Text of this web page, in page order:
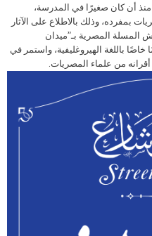
منذ أن كان صغيرًا في المدرسة،
بمفرده، وذلك بالاطلاع على الآثار
المسلة المصرية بـ”ميدان
خاصًا باللغة الهيروغليفية، واستمر في
من علماء المصريات.